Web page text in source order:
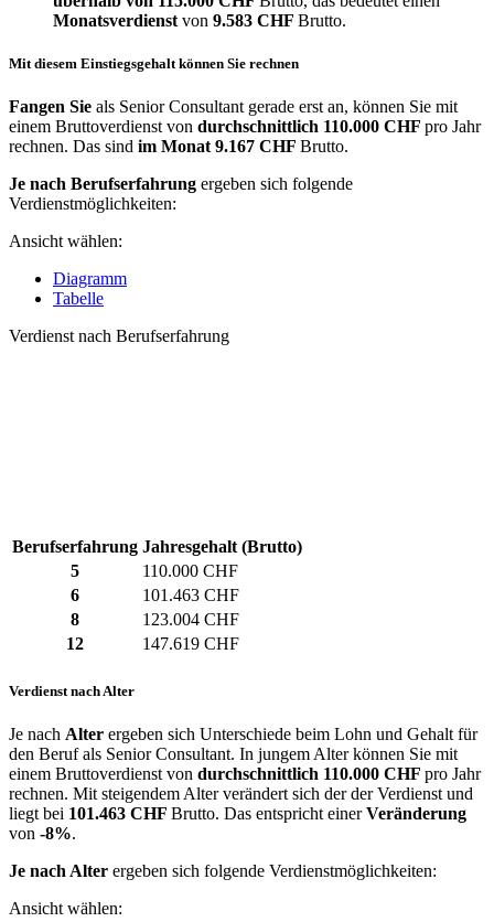
Monatsverdienst von 9.583 CHF Brutto.
Mit diesem Einstiegsgehalt können Sie rechnen
Fangen Sie als Senior Consultant gerade erst an, können Sie mit
einem Bruttoverdienst von durchschnittlich 110.000 CHF pro Jahr
rechnen. Das sind im Monat 9.167 CHF Brutto.
Je nach Berufserfahrung ergeben sich folgende
Verdienstmöglichkeiten:
Ansicht wählen:
Diagramm
Tabelle
Verdienst nach Berufserfahrung
Berufserfahrung Jahresgehalt (Brutto)
5
110.000 CHF
6
101.463 CHF
8
123.004 CHF
12
147.619 CHF
Verdienst nach Alter
Je nach Alter ergeben sich Unterschiede beim Lohn und Gehalt für
den Beruf als Senior Consultant. In jungem Alter können Sie mit
einem Bruttoverdienst von durchschnittlich 110.000 CHF pro Jahr
rechnen. Mit steigendem Alter verändert sich der der Verdienst und
liegt bei 101.463 CHF Brutto. Das entspricht einerVeränderung
von -8%.
Je nach Alter ergeben sich folgende Verdienstmöglichkeiten:
Ansicht wählen: